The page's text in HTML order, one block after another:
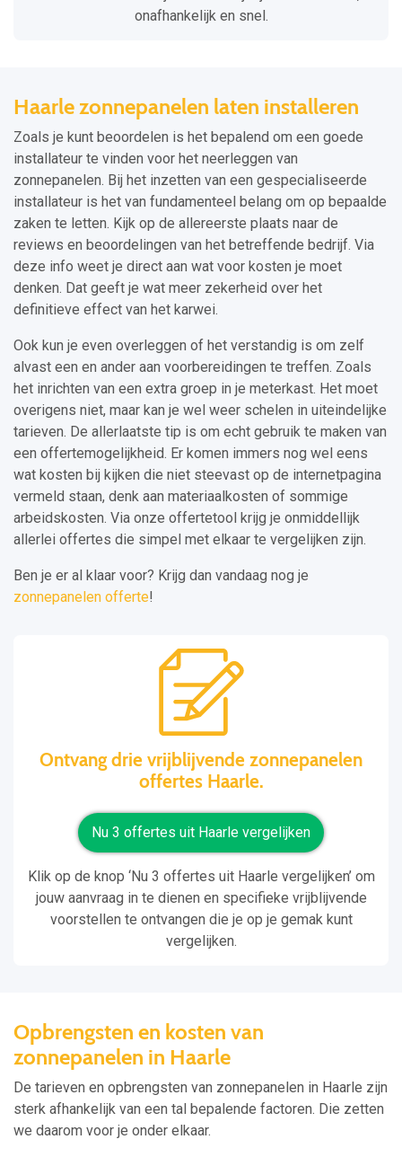
onafhankelijk en snel.
Haarle zonnepanelen laten installeren
Zoals je kunt beoordelen is het bepalend om een goede
installateur te vinden voor het neerleggen van
zonnepanelen. Bij het inzetten van een gespecialiseerde
installateur is het van fundamenteel belang om op bepaalde
zaken te letten. Kijk op de allereerste plaats naar de
reviews en beoordelingen van het betreffende bedrijf. Via
deze info weet je direct aan wat voor kosten je moet
denken. Dat geeft je wat meer zekerheid over het
definitieve effect van het karwei.
Ook kun je even overleggen of het verstandig is om zelf
alvast een en ander aan voorbereidingen te treffen. Zoals
het inrichten van een extra groep in je meterkast. Het moet
overigens niet, maar kan je wel weer schelen in uiteindelijke
tarieven. De allerlaatste tip is om echt gebruik te maken van
een offertemogelijkheid. Er komen immers nog wel eens
wat kosten bij kijken die niet steevast op de internetpagina
vermeld staan, denk aan materiaalkosten of sommige
arbeidskosten. Via onze offertetool krijg je onmiddellijk
allerlei offertes die simpel met elkaar te vergelijken zijn.
Ben je er al klaar voor? Krijg dan vandaag nog je
zonnepanelen offerte!
Ontvang drie vrijblijvende zonnepanelen
offertes Haarle.
Nu 3 offertes uit Haarle vergelijken
Klik op de knop ‘Nu 3 offertes uit Haarle vergelijken’ om
jouw aanvraag in te dienen en specifieke vrijblijvende
voorstellen te ontvangen die je op je gemak kunt
vergelijken.
Opbrengsten en kosten van
zonnepanelen in Haarle
De tarieven en opbrengsten van zonnepanelen in Haarle zijn
sterk afhankelijk van een tal bepalende factoren. Die zetten
we daarom voor je onder elkaar.